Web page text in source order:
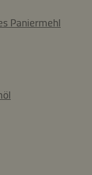
Paniermehl